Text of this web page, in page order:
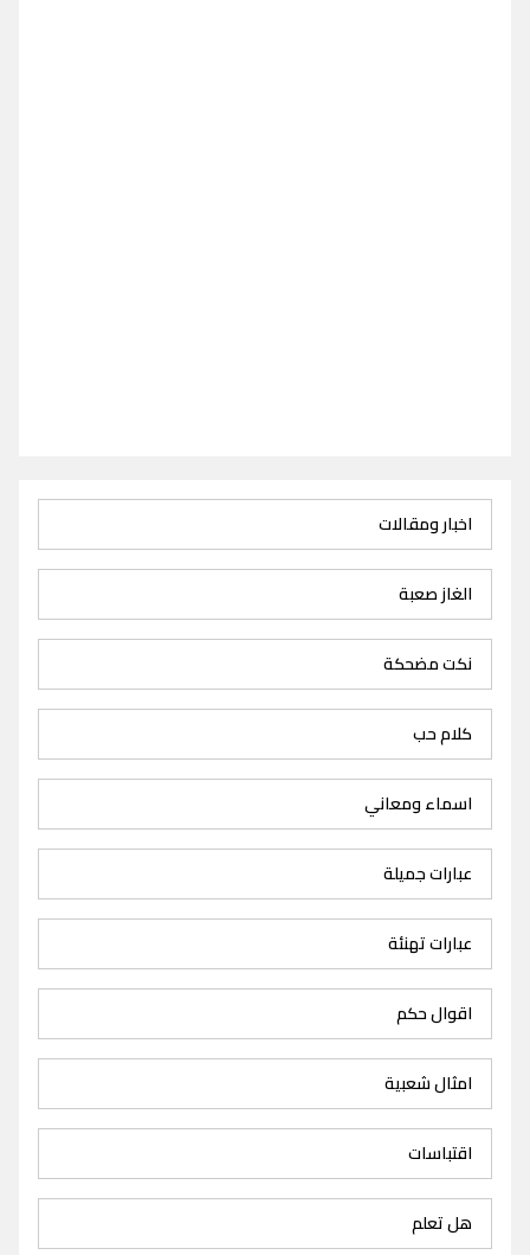
اخبار ومقالات
الغاز صعبة
نكت مضحكة
كلام حب
اسماء ومعاني
عبارات جميلة
عبارات تهنئة
اقوال حكم
امثال شعبية
اقتباسات
هل تعلم